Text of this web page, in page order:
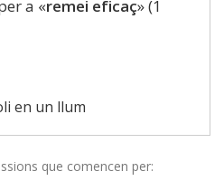
a «remei eficaç» (1
en un llum
que comencen per: